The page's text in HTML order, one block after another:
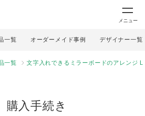
メニュー
一覧 オーダーメイド事例 デザイナー一覧
一覧 文字入れできるミラーボードのアレンジ L
購入手続き